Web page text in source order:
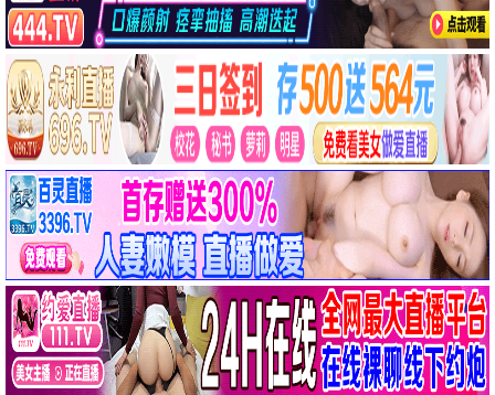
热辣滚烫
喜剧/爱情 8.9分